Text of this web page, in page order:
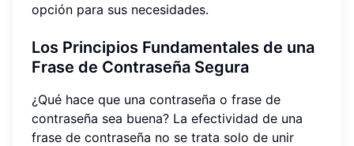
opción para sus necesidades.
Los Principios Fundamentales de una
Frase de Contraseña Segura
¿Qué hace que una contraseña o frase de
contraseña sea buena? La efectividad de una
frase de contraseña no se trata solo de unir